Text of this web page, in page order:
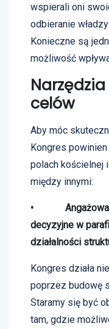
wspierali oni
odbieranie
Konieczne są
możliwość
celów
Aby móc
Kongres
polach kościelnej
między innymi:
•
decyzyjne w
działalności
Kongres działa
poprzez budowę
Staramy się być
tam, gdzie